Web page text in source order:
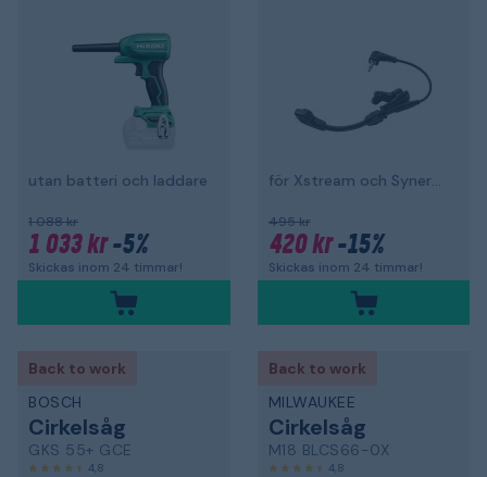
utan batteri och laddare
1 088 kr
1 033 kr-5%
Skickas inom 24 timmar!
för Xstream och Synergy
495 kr
420 kr-15%
Skickas inom 24 timmar!
Back to work
BOSCH
Cirkelsåg
GKS 55+ GCE
4,8
Back to work
MILWAUKEE
Cirkelsåg
M18 BLCS66-0X
4,8